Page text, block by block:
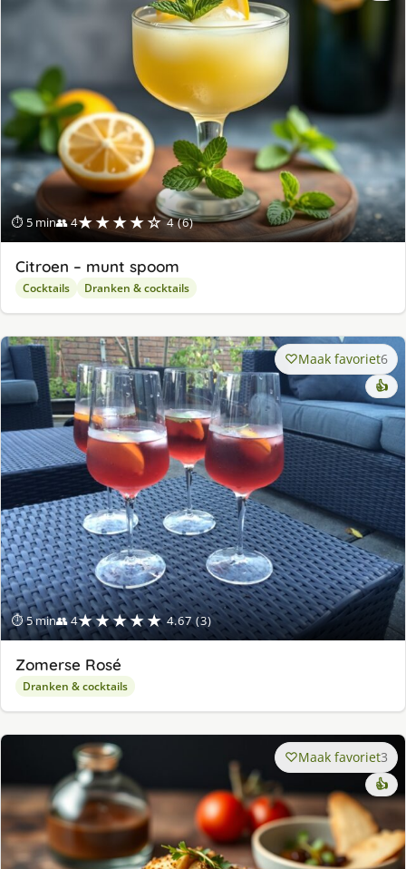
⏱ 5 min👥 4★★★★☆ 4 (6)
Citroen – munt spoom
Cocktails Dranken & cocktails
⏱ 5 min👥 4★★★★★ 4.67 (3)
Maak favoriet6
👍
Zomerse Rosé
Dranken & cocktails
Maak favoriet3
👍